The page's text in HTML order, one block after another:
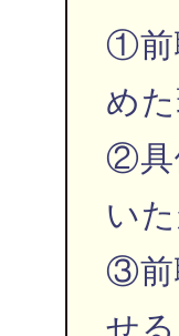
①前
めた
②具
い
③前
せる